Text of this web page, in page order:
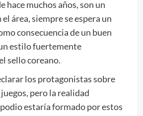
hace muchos años, son un
área, siempre se espera un
consecuencia de un buen
estilo fuertemente
sello coreano.
los protagonistas sobre
pero la realidad
estaría formado por estos